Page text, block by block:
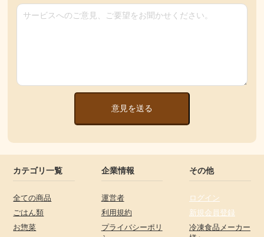
意見を送る
カテゴリ一覧
全ての商品
ごはん類
お惣菜
企業情報
運営者
利用規約
プライバシーポリ
その他
ログイン
新規会員登録
冷凍食品メーカー